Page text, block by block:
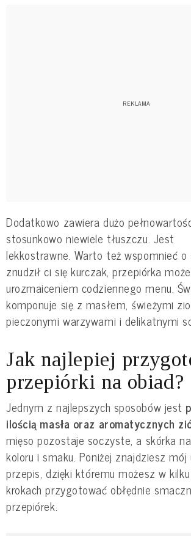
Dodatkowo zawiera dużo
stosunkowo niewiele tłuszczu. Jest
lekkostrawne. Warto też wspomnieć o
znudził ci się kurczak, przepiórka
urozmaiceniem codziennego menu.
komponuje się z masłem, świeżymi
pieczonymi warzywami i delikatnymi
Jak najlepiej
przepiórki na obiad?
Jednym z najlepszych sposobów jest
ilością masła oraz aromatycznych
mięso pozostaje soczyste, a skórka
koloru i smaku. Poniżej znajdziesz mój
przepis, dzięki któremu możesz w
krokach przygotować obłędnie
przepiórek.